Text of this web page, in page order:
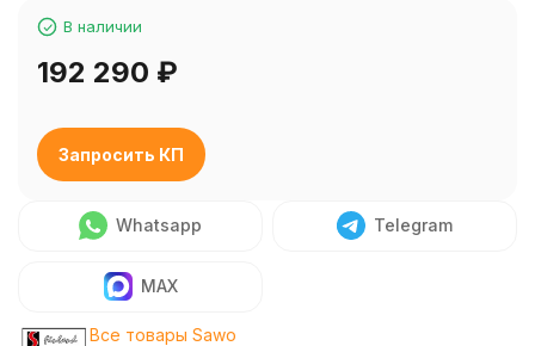
В наличии
192 290 ₽
Запросить КП
Whatsapp Telegram
MAX
Все товары Sawo